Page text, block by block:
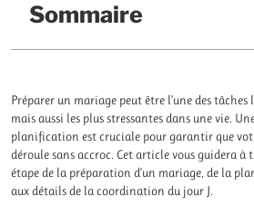
Sommaire
Préparer un mariage peut être l’une des tâches
mais aussi les plus stressantes dans une vie.
planification est cruciale pour garantir que
déroule sans accroc. Cet article vous guidera à
étape de la préparation d’un mariage, de la
aux détails de la coordination du jour J.